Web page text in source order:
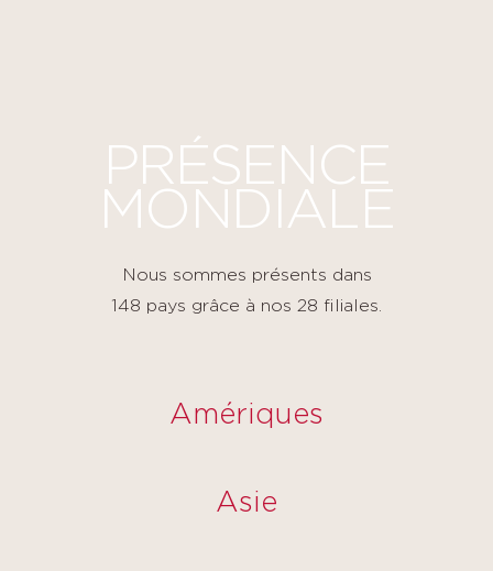
PRÉSENCE
MONDIALE
Nous sommes présents dans
148 pays grâce à nos 28 filiales.
Amériques
Asie